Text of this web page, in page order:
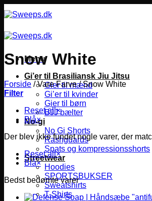
til
Menu
Gi’er til Brasiliansk Jiu Jitsu
Gier til mænd
Gi’er til kvinder
Gier til børn
BJJ bælter
No-gi
No Gi Shorts
Rashguards
Spats og kompressionsshorts
Streetwear
Hoodies
SPORTSBUKSER
Sweatshirts
T-Shirts
Snow White
Forside /Vare Farve/Snow White
Filter
Reset all×
Blå×
Der blev ikke fundet nogle varer, der
Reset all×
Blå×
Bedst bedømte varer